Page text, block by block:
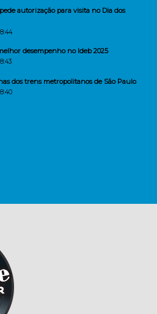
autorização para visita no Dia dos
desempenho no Ideb 2025
dos trens metropolitanos de São Paulo